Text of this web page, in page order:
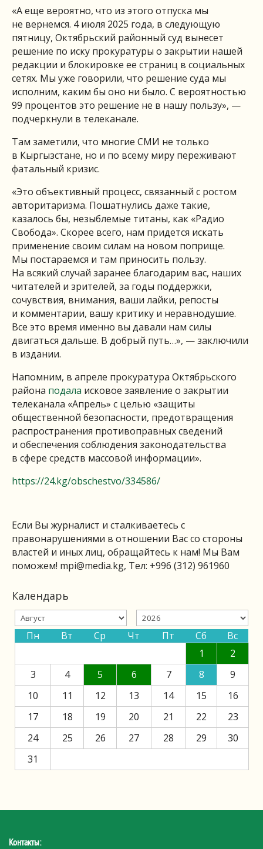
«А еще вероятно, что из этого отпуска мы
не вернемся. 4 июля 2025 года, в следующую
пятницу, Октябрьский районный суд вынесет
решение по иску прокуратуры о закрытии нашей
редакции и блокировке ее страниц в социальных
сетях. Мы уже говорили, что решение суда мы
исполним, каким бы оно ни было. С вероятностью
99 процентов это решение не в нашу пользу», —
подчеркнули в телеканале.
Там заметили, что многие СМИ не только
в Кыргызстане, но и по всему миру переживают
фатальный кризис.
«Это объективный процесс, связанный с ростом
авторитаризма. Пошатнулись даже такие,
казалось бы, незыблемые титаны, как «Радио
Свобода». Скорее всего, нам придется искать
применение своим силам на новом поприще.
Мы постараемся и там приносить пользу.
На всякий случай заранее благодарим вас, наших
читателей и зрителей, за годы поддержки,
сочувствия, внимания, ваши лайки, репосты
и комментарии, вашу критику и неравнодушие.
Все это время именно вы давали нам силы
двигаться дальше. В добрый путь…», — заключили
в издании.
Напомним, в апреле прокуратура Октябрьского
района подала исковое заявление о закрытии
телеканала «Апрель» с целью «защиты
общественной безопасности, предотвращения
распространения противоправных сведений
и обеспечения соблюдения законодательства
в сфере средств массовой информации».
https://24.kg/obschestvo/334586/
Если Вы журналист и сталкиваетесь с
правонарушениями в отношении Вас со стороны
властей и иных лиц, обращайтесь к нам! Мы Вам
поможем! mpi@media.kg, Тел: +996 (312) 961960
Календарь
Пн Вт Ср Чт Пт Сб
Вс
1
2
3
4 5 6 7 8
9
10
11 12 13 14 15
16
17
18 19 20 21 22
23
24
25 26 27 28 29
30
31
Контакты: